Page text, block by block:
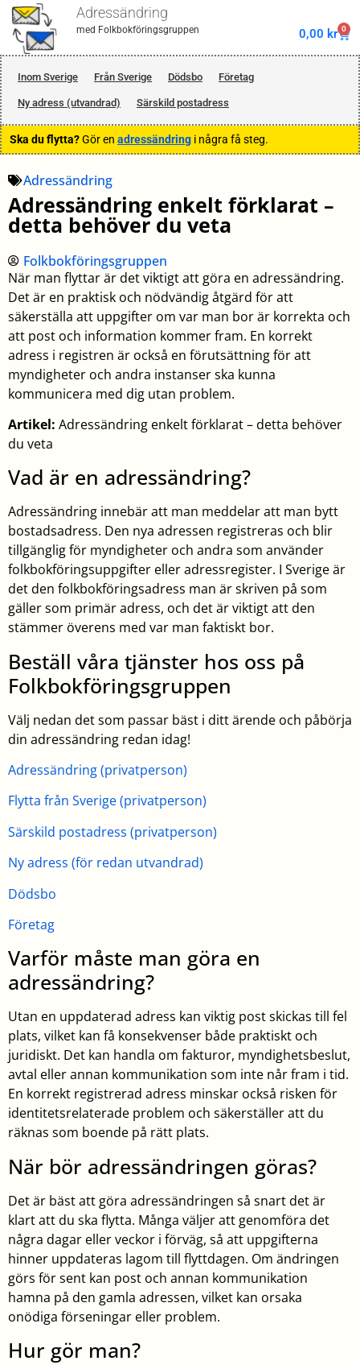
Adressändring
med Folkbokföringsgruppen 0,00 kr 0
Inom Sverige Från Sverige Dödsbo Företag
Ny adress (utvandrad) Särskild postadress
Ska du flytta?Gör en adressändring i några få steg.
Adressändring
Adressändring enkelt förklarat –
detta behöver du veta
Folkbokföringsgruppen
När man flyttar är det viktigt att göra en adressändring.
Det är en praktisk och nödvändig åtgärd för att
säkerställa att uppgifter om var man bor är korrekta och
att post och information kommer fram. En korrekt
adress i registren är också en förutsättning för att
myndigheter och andra instanser ska kunna
kommunicera med dig utan problem.
Artikel: Adressändring enkelt förklarat – detta behöver
du veta
Vad är en adressändring?
Adressändring innebär att man meddelar att man bytt
bostadsadress. Den nya adressen registreras och blir
tillgänglig för myndigheter och andra som använder
folkbokföringsuppgifter eller adressregister. I Sverige är
det den folkbokföringsadress man är skriven på som
gäller som primär adress, och det är viktigt att den
stämmer överens med var man faktiskt bor.
Beställ våra tjänster hos oss på
Folkbokföringsgruppen
Välj nedan det som passar bäst i ditt ärende och påbörja
din adressändring redan idag!
Adressändring (privatperson)
Flytta från Sverige (privatperson)
Särskild postadress (privatperson)
Ny adress (för redan utvandrad)
Dödsbo
Företag
Varför måste man göra en
adressändring?
Utan en uppdaterad adress kan viktig post skickas till fel
plats, vilket kan få konsekvenser både praktiskt och
juridiskt. Det kan handla om fakturor, myndighetsbeslut,
avtal eller annan kommunikation som inte når fram i tid.
En korrekt registrerad adress minskar också risken för
identitetsrelaterade problem och säkerställer att du
räknas som boende på rätt plats.
När bör adressändringen göras?
Det är bäst att göra adressändringen så snart det är
klart att du ska flytta. Många väljer att genomföra det
några dagar eller veckor i förväg, så att uppgifterna
hinner uppdateras lagom till flyttdagen. Om ändringen
görs för sent kan post och annan kommunikation
hamna på den gamla adressen, vilket kan orsaka
onödiga förseningar eller problem.
Hur gör man?